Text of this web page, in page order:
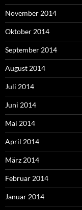
November 2014
Oktober 2014
September 2014
August 2014
Juli 2014
Juni 2014
Mai 2014
April 2014
März 2014
Februar 2014
Januar 2014